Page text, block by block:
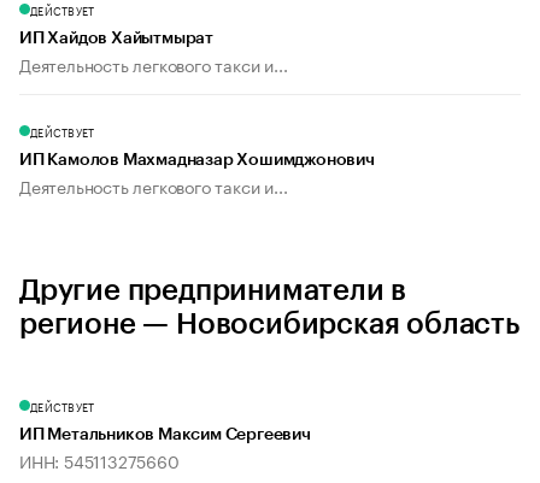
ДЕЙСТВУЕТ
ИП Хайдов Хайытмырат
Деятельность легкового такси и...
ДЕЙСТВУЕТ
ИП Камолов Махмадназар Хошимджонович
Деятельность легкового такси и...
Другие предприниматели в
регионе — Новосибирская область
ДЕЙСТВУЕТ
ИП Метальников Максим Сергеевич
ИНН: 545113275660